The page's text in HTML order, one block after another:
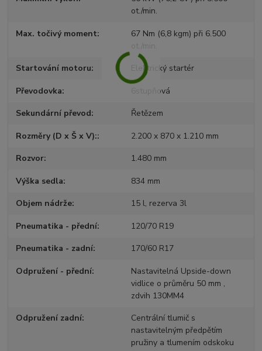
ot./min.
Max. točivý moment
67 Nm (6,8 kgm) při 6.500
Startování motoru Elektrický startér
Převodovka 6stupňová
Sekundární převod Řetězem
Rozměry (D x Š x V): 2.200 x 870 x 1.210 mm
Rozvor 1.480 mm
Výška sedla 834 mm
Objem nádrže 15 l, rezerva 3l
Pneumatika - přední 120/70 R19
Pneumatika - zadní 170/60 R17
Odpružení - přední
Nastavitelná Upside-down
vidlice o průměru 50 mm ,
zdvih 130MM4
Odpružení zadní
Centrální tlumič s
nastavitelným předpětím
pružiny a tlumením odskoku